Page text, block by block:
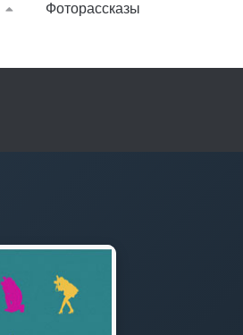
Фоторассказы